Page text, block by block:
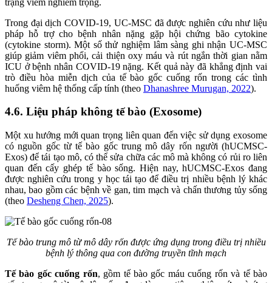
Trong đại dịch COVID-19, UC-MSC đã được nghiên cứu như liệu
pháp hỗ trợ cho bệnh nhân nặng gặp hội chứng bão cytokine
(cytokine storm). Một số thử nghiệm lâm sàng ghi nhận UC-MSC
giúp giảm viêm phổi, cải thiện oxy máu và rút ngắn thời gian nằm
ICU ở bệnh nhân COVID-19 nặng. Kết quả này đã khẳng định vai
trò điều hòa miễn dịch của tế bào gốc cuống rốn trong các tình
huống viêm hệ thống cấp tính (theo Dhanashree Murugan, 2022).
4.6. Liệu pháp không tế bào (Exosome)
Một xu hướng mới quan trọng liên quan đến việc sử dụng exosome
có nguồn gốc từ tế bào gốc trung mô dây rốn người (hUCMSC-
Exos) để tái tạo mô, có thể sửa chữa các mô mà không có rủi ro liên
quan đến cấy ghép tế bào sống. Hiện nay, hUCMSC-Exos đang
được nghiên cứu trong y học tái tạo để điều trị nhiều bệnh lý khác
nhau, bao gồm các bệnh về gan, tim mạch và chấn thương tủy sống
(theo Desheng Chen, 2025).
Tế bào trung mô từ mô dây rốn được ứng dụng trong điều trị nhiều
bệnh lý thông qua con đường truyền tĩnh mạch
Tế bào gốc cuống rốn, gồm tế bào gốc máu cuống rốn và tế bào